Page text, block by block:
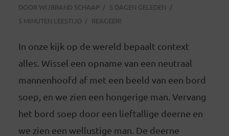
DOOR WIJBRAND SCHAAP
5 DAGEN GELEDEN
5 MINUTEN LEESTIJD
REAGEER!
In onze kijk op de wereld bepaalt context
alles. Wissel een opname van een neutraal
mannenhoofd af met een beeld van een bord
soep, en we zien een hongerige man. Vervang
het bord soep door een lieftallige deerne en
we zien een wellustige man. De deerne